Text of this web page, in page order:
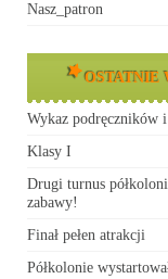
Nasz_patron
OSTATNIE
Wykaz podręczników
Klasy I
Drugi turnus
zabawy!
Finał pełen atrakcji
Półkolonie